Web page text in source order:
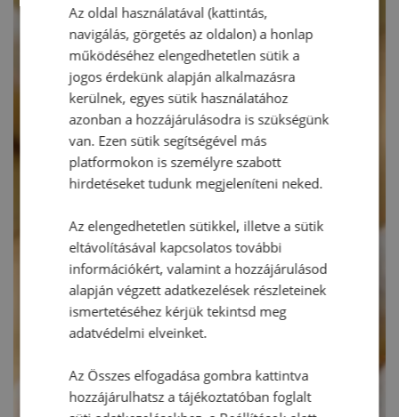
Az oldal használatával (kattintás,
navigálás, görgetés az oldalon) a honlap
működéséhez elengedhetetlen sütik a
jogos érdekünk alapján alkalmazásra
kerülnek, egyes sütik használatához
azonban a hozzájárulásodra is szükségünk
van. Ezen sütik segítségével más
platformokon is személyre szabott
hirdetéseket tudunk megjeleníteni neked.
Az elengedhetetlen sütikkel, illetve a sütik
eltávolításával kapcsolatos további
információkért, valamint a hozzájárulásod
alapján végzett adatkezelések részleteinek
ismertetéséhez kérjük tekintsd meg
adatvédelmi elveinket.
Az Összes elfogadása gombra kattintva
hozzájárulhatsz a tájékoztatóban foglalt